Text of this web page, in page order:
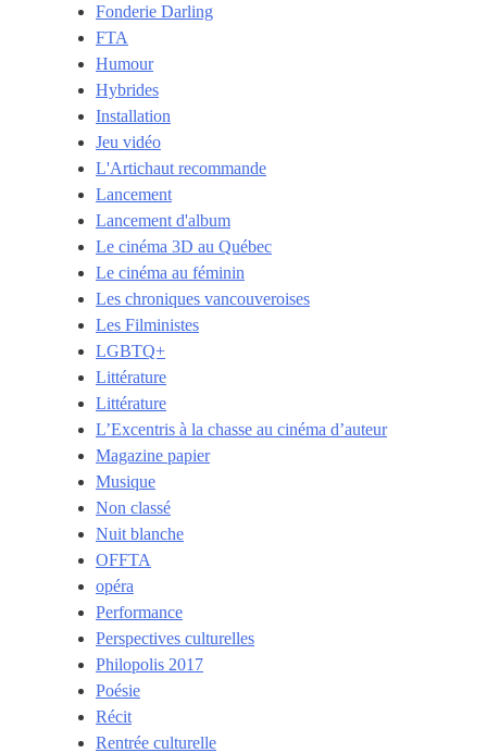
Fonderie Darling
FTA
Humour
Hybrides
Installation
Jeu vidéo
L'Artichaut recommande
Lancement
Lancement d'album
Le cinéma 3D au Québec
Le cinéma au féminin
Les chroniques vancouveroises
Les Filministes
LGBTQ+
Littérature
Littérature
L’Excentris à la chasse au cinéma d’auteur
Magazine papier
Musique
Non classé
Nuit blanche
OFFTA
opéra
Performance
Perspectives culturelles
Philopolis 2017
Poésie
Récit
Rentrée culturelle